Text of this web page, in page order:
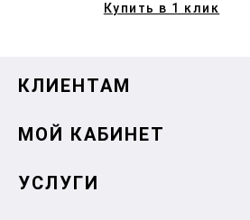
Купить в 1 клик
КЛИЕНТАМ
МОЙ КАБИНЕТ
УСЛУГИ